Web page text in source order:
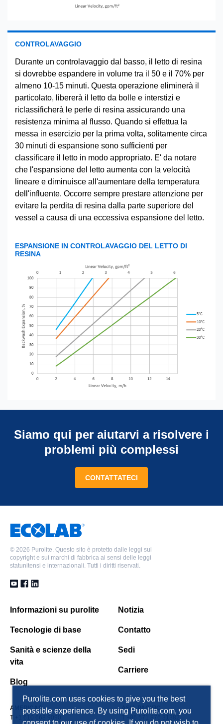
CONTROLAVAGGIO
Durante un controlavaggio dal basso, il letto di resina
si dovrebbe espandere in volume tra il 50 e il 70% per
almeno 10-15 minuti. Questa operazione eliminerà il
particolato, libererà il letto da bolle e interstizi e
riclassificherà le perle di resina assicurando una
resistenza minima al flusso. Quando si effettua la
messa in esercizio per la prima volta, solitamente circa
30 minuti di espansione sono sufficienti per
classificare il letto in modo appropriato. E' da notare
che l'espansione del letto aumenta con la velocità
lineare e diminuisce all'aumentare della temperatura
dell'influente. Occorre sempre prestare attenzione per
evitare la perdita di resina dalla parte superiore del
vessel a causa di una eccessiva espansione del letto.
ESPANSIONE IN CONTROLAVAGGIO DEL LETTO DI
RESINA
Purolite.com uses cookies to give you the best
possible experience. By using Purolite.com, you
Siamo qui per aiutarvi a risolvere i
problemi più complessi
CONTATTATECI
© 2026 Purolite. Questo sito è protetto dalle leggi sul
copyright e sui marchi di fabbrica ai sensi delle leggi
statunitensi e internazionali. Tutti i diritti riservati.
Informazioni su purolite
Tecnologie di base
Sanità e scienze della
vita
Blog
Notizia
Contatto
Sedi
Carriere
AMERICAS
T +1 610 668 9090
ASIA PACIFIC